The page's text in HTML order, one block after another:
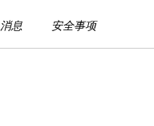
消息 安全事项